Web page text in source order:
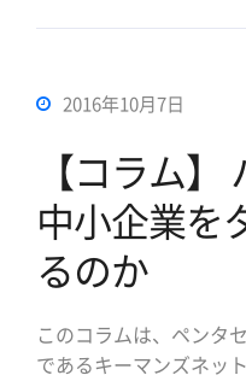
2016年10月7日
【コラム】
中小企業を
るのか
このコラムは、ペンタ
であるキーマンズネッ